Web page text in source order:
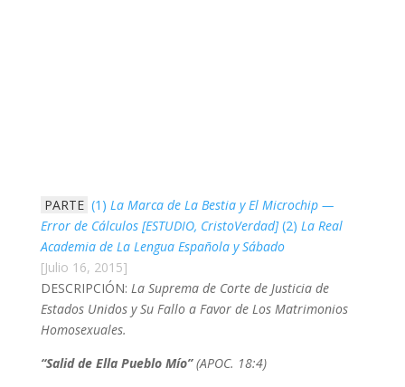
PARTE (1) La Marca de La Bestia y El Microchip —
Error de Cálculos [ESTUDIO, CristoVerdad] (2) La Real
Academia de La Lengua Española y Sábado
[Julio 16, 2015]
DESCRIPCIÓN: La Suprema de Corte de Justicia de
Estados Unidos y Su Fallo a Favor de Los Matrimonios
Homosexuales.
“Salid de Ella Pueblo Mío”(APOC. 18:4)